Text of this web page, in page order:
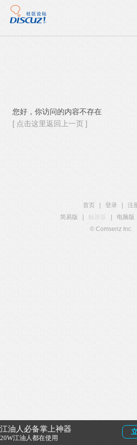
江油人必备掌上神器
20W江油人都在使用
您好，你访问的内容不存在
[ 点击这里返回上一页 ]
首页 登录
注
简易版
触屏版 电脑版
© Comsenz Inc.